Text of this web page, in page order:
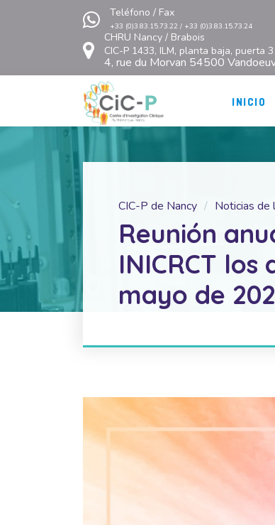
Teléfono / Fax
+33 (0)3.83.15.73.22 / +33 (0)3.83.15.73.24
CHRU Nancy / Brabois
CIC-P 1433, ILM, planta baja, puerta 3
4, rue du Morvan 54500
INICIO
CIC-P de Nancy Noticias de
Reunión
INICRCT los
mayo de